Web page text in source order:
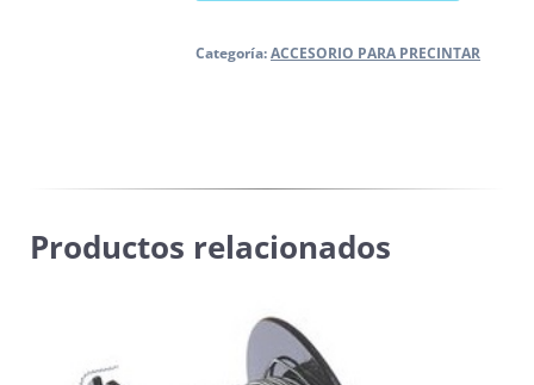
Categoría:ACCESORIO PARA PRECINTAR
Productos relacionados